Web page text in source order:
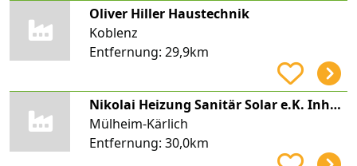
Oliver Hiller Haustechnik
Koblenz
Entfernung: 29,9km
Nikolai Heizung Sanitär Solar e.K. Inhaber Thomas Alberti
Mülheim-Kärlich
Entfernung: 30,0km